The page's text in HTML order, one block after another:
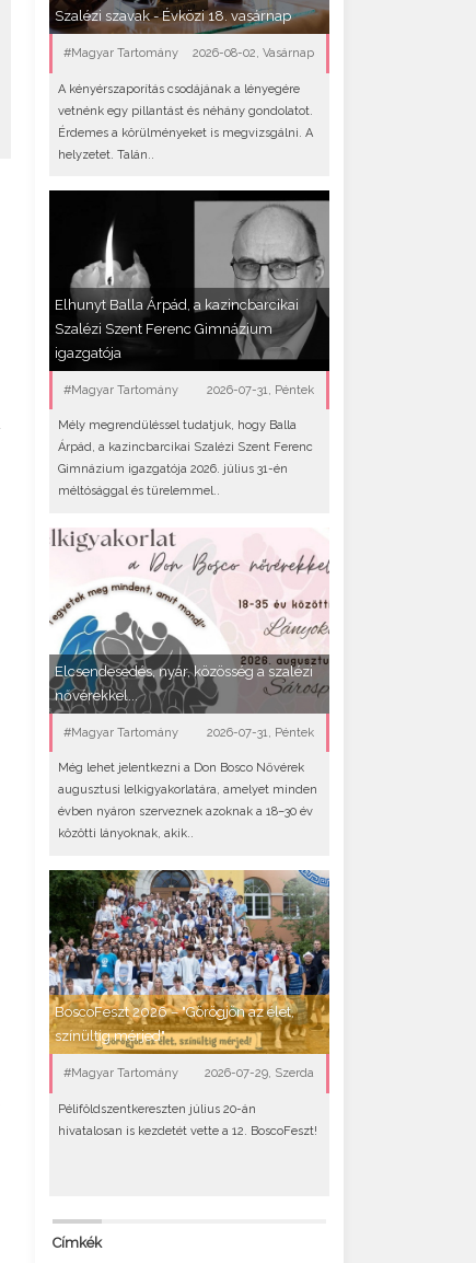
Szalézi szavak - Évközi 18. vasárnap
#Magyar Tartomány 2026-08-02, Vasárnap
A kényérszaporítás csodájának a lényegére
vetnénk egy pillantást és néhány gondolatot.
Érdemes a körülményeket is megvizsgálni. A
helyzetet. Talán..
Elhunyt Balla Árpád, a kazincbarcikai
Szalézi Szent Ferenc Gimnázium
igazgatója
#Magyar Tartomány 2026-07-31, Péntek
Mély megrendüléssel tudatjuk, hogy Balla
Árpád, a kazincbarcikai Szalézi Szent Ferenc
Gimnázium igazgatója 2026. július 31-én
méltósággal és türelemmel..
Elcsendesedés, nyár, közösség a szalézi
nővérekkel...
#Magyar Tartomány 2026-07-31, Péntek
Még lehet jelentkezni a Don Bosco Nővérek
augusztusi lelkigyakorlatára, amelyet minden
évben nyáron szerveznek azoknak a 18–30 év
közötti lányoknak, akik..
BoscoFeszt 2026 – "Görögjön az élet,
színültig mérjed"
#Magyar Tartomány 2026-07-29, Szerda
Péliföldszentkereszten július 20-án
hivatalosan is kezdetét vette a 12. BoscoFeszt!
Címkék